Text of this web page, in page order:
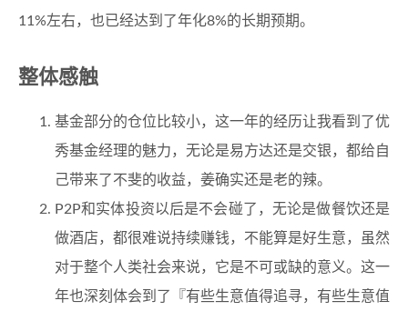
11%左右，也已经达到了年化8%的长期预期。
整体感触
基金部分的仓位比较小，这一年的经历让我看到了优
秀基金经理的魅力，无论是易方达还是交银，都给自
己带来了不斐的收益，姜确实还是老的辣。
P2P和实体投资以后是不会碰了，无论是做餐饮还是
做酒店，都很难说持续赚钱，不能算是好生意，虽然
对于整个人类社会来说，它是不可或缺的意义。这一
年也深刻体会到了『有些生意值得追寻，有些生意值